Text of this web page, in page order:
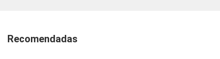
Recomendadas